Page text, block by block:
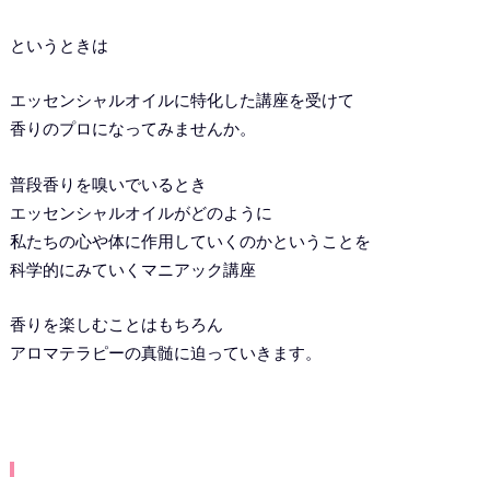
というときは
エッセンシャルオイルに特化した講座を受けて
香りのプロになってみませんか。
普段香りを嗅いでいるとき
エッセンシャルオイルがどのように
私たちの心や体に作用していくのかということを
科学的にみていくマニアック講座
香りを楽しむことはもちろん
アロマテラピーの真髄に迫っていきます。